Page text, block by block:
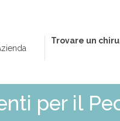
Trovare un
per il